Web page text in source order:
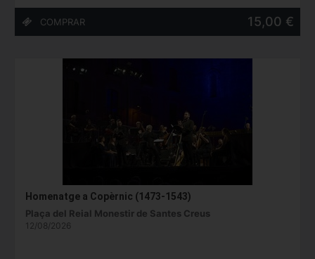
15,00 €
Homenatge a Copèrnic (1473-1543)
Plaça del Reial Monestir de Santes Creus
12/08/2026